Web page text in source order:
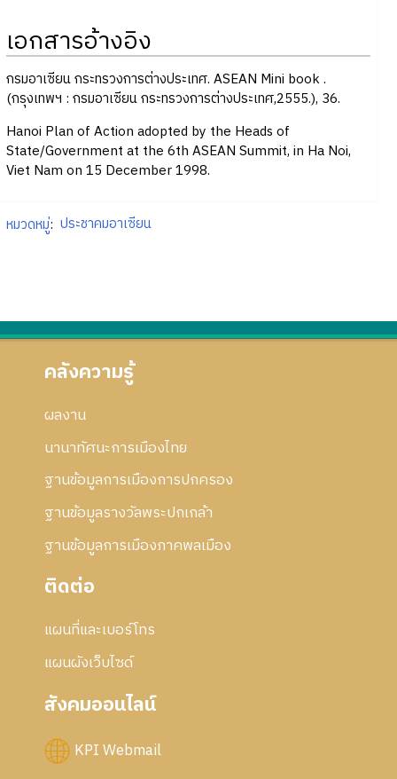
เอกสารอ้างอิง
กรมอาเซียน กระทรวงการต่างประเทศ. ASEAN Mini book .
(กรุงเทพฯ : กรมอาเซียน กระทรวงการต่างประเทศ,2555.), 36.
Hanoi Plan of Action adopted by the Heads of
State/Government at the 6th ASEAN Summit, in Ha Noi,
Viet Nam on 15 December 1998.
หมวดหมู่: ประชาคมอาเซียน
คลังความรู้
ผลงาน
นานาทัศนะการเมืองไทย
ฐานข้อมูลการเมืองการปกครอง
ฐานข้อมูลรางวัลพระปกเกล้า
ฐานข้อมูลการเมืองภาคพลเมือง
ติดต่อ
แผนที่และเบอร์โทร
แผนผังเว็บไซด์
สังคมออนไลน์
KPI Webmail